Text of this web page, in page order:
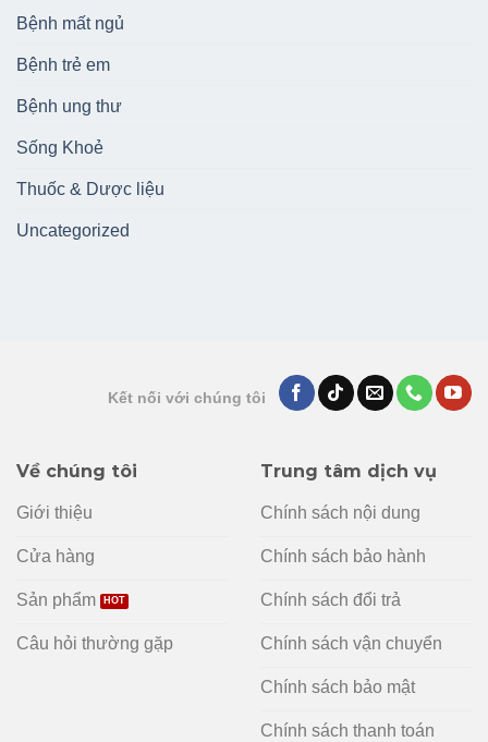
Bệnh mất ngủ
Bệnh trẻ em
Bệnh ung thư
Sống Khoẻ
Thuốc & Dược liệu
Uncategorized
Kết nối với chúng tôi
Về chúng tôi
Giới thiệu
Cửa hàng
Sản phẩm
Câu hỏi thường gặp
Trung tâm dịch vụ
Chính sách nội dung
Chính sách bảo hành
Chính sách đổi trả
Chính sách vận chuyển
Chính sách bảo mật
Chính sách thanh toán